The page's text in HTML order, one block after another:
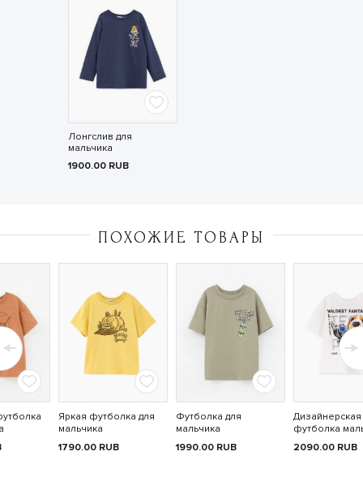
Лонгслив для
мальчика
1900.00 RUB
ПОХОЖИЕ ТОВАРЫ
Яркая футболка для
мальчика
1790.00 RUB
Футболка для
мальчика
1990.00 RUB
Дизайнерская
футболка
2090.00 RUB